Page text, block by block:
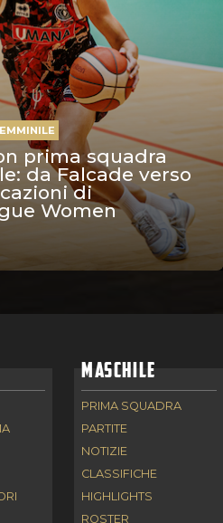
prima squadra
da Falcade verso
di
Women
MASCHILE
PRIMA SQUADRA
PARTITE
NOTIZIE
CLASSIFICHE
HIGHLIGHTS
ROSTER